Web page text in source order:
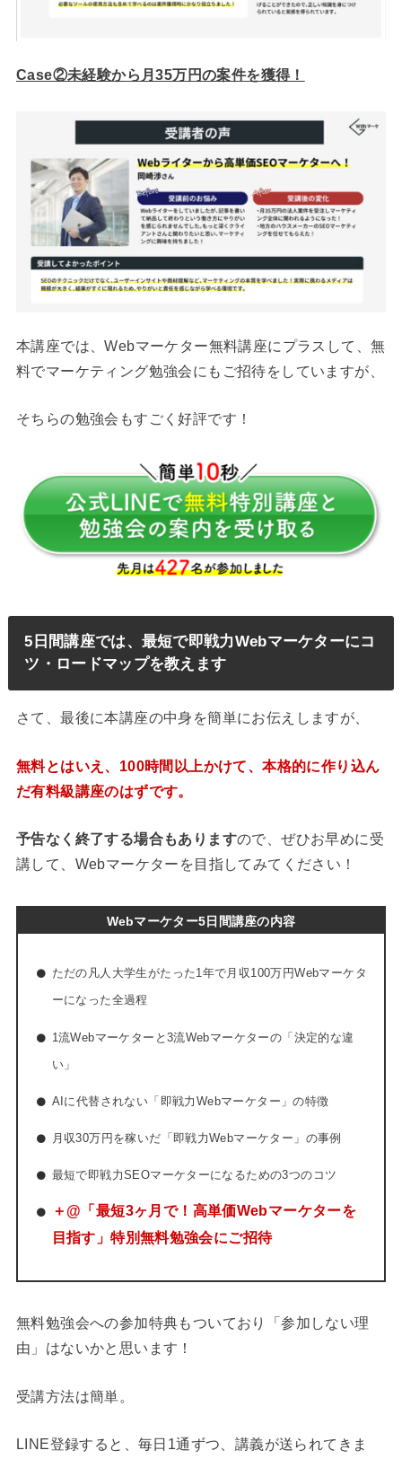
Case②未経験から月35万円の案件を獲得！
本講座では、Webマーケター無料講座にプラスして、無
料でマーケティング勉強会にもご招待をしていますが、
そちらの勉強会もすごく好評です！
5日間講座では、最短で即戦力Webマーケターにコ
ツ・ロードマップを教えます
さて、最後に本講座の中身を簡単にお伝えしますが、
無料とはいえ、100時間以上かけて、本格的に作り込ん
だ有料級講座のはずです。
予告なく終了する場合もありますので、ぜひお早めに受
講して、Webマーケターを目指してみてください！
Webマーケター5日間講座の内容
ただの凡人大学生がたった1年で月収100万円Webマーケタ
ーになった全過程
1流Webマーケターと3流Webマーケターの「決定的な違
い」
AIに代替さ れない「即戦力Webマーケター」の特徴
月収30万円を稼いだ「即戦力Webマーケター」の事例
最短で即戦力SEOマーケターになるための3つのコツ
＋@「最短3ヶ月で！高単価Webマーケターを
目指す」特別無料勉強会にご招待
無料勉強会への参加特典もついており「参加しない理
由」はないかと思います！
受講方法は簡単。
LINE登録すると、毎日1通ずつ、講義が送られてきま